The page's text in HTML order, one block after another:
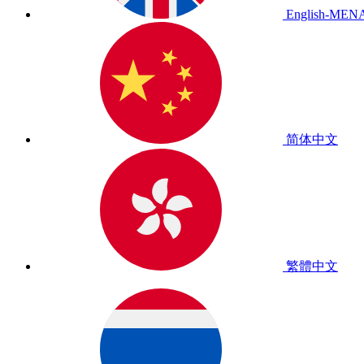
English-
简体中文
繁體中文